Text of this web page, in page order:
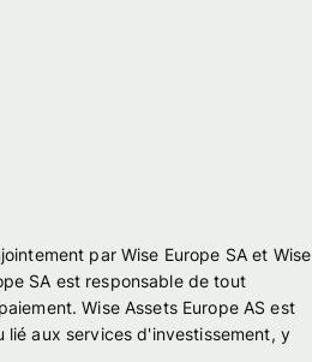
par Wise Europe SA et Wise
SA est responsable de tout
Wise Assets Europe AS est
lié aux services d'investissement, y